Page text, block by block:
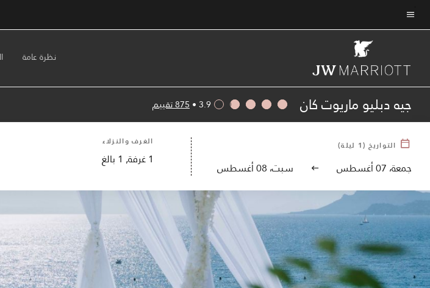
Skip
toنص القائمة
نظرة عامة
جيه دبليو ماريوت كان 3.9
•875 تقييم
التواريخ (
1 ليلة)
جمعة، 07 أغسطس سبت، 08 أغسطس
الغرف والنزلاء
1غرفة, 1 بالغ